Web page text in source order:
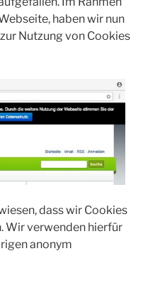
haben wir nun
Nutzung von Cookies
dass wir Cookies
Wir verwenden hierfür
anonym